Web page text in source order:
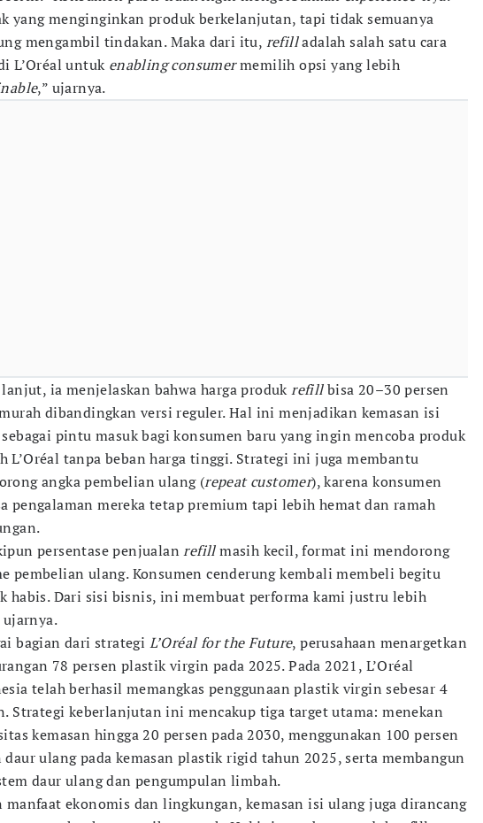
yang menginginkan produk berkelanjutan, tapi tidak semuanya
mengambil tindakan. Maka dari itu, refilladalah salah satu cara
L’Oréal untuk enabling consumermemilih opsi yang lebih
,” ujarnya.
ia menjelaskan bahwa harga produkrefillbisa 20–30 persen
dibandingkan versi reguler. Hal ini menjadikan kemasan isi
pintu masuk bagi konsumen baru yang ingin mencoba produk
L’Oréal tanpa beban harga tinggi. Strategi ini juga membantu
angka pembelian ulang (repeat customer), karena konsumen
pengalaman mereka tetap premium tapi lebih hemat dan ramah
persentase penjualanrefillmasih kecil, format ini mendorong
pembelian ulang. Konsumen cenderung kembali membeli begitu
habis. Dari sisi bisnis, ini membuat performa kami justru lebih
ujarnya.
bagian dari strategi L’Oréal for the Future, perusahaan menargetkan
78 persen plastik virgin pada 2025. Pada 2021, L’Oréal
telah berhasil memangkas penggunaan plastik virgin sebesar 4
Strategi keberlanjutan ini mencakup tiga target utama: menekan
kemasan hingga 20 persen pada 2030, menggunakan 100 persen
daur ulang pada kemasan plastik rigid tahun 2025, serta membangun
daur ulang dan pengumpulan limbah.
manfaat ekonomis dan lingkungan, kemasan isi ulang juga dirancang